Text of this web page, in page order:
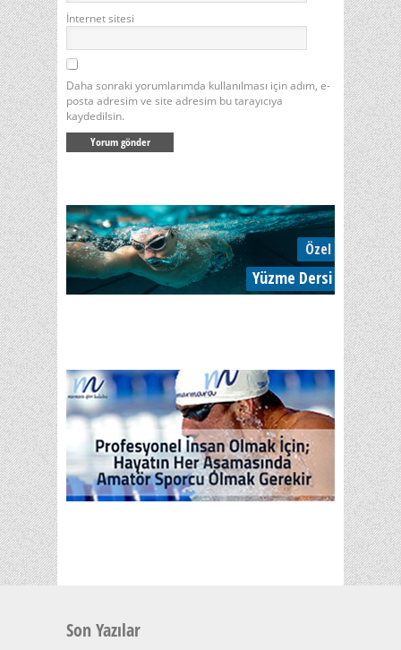
İnternet sitesi
Daha sonraki yorumlarımda kullanılması için adım, e-
posta adresim ve site adresim bu tarayıcıya
kaydedilsin.
Son Yazılar